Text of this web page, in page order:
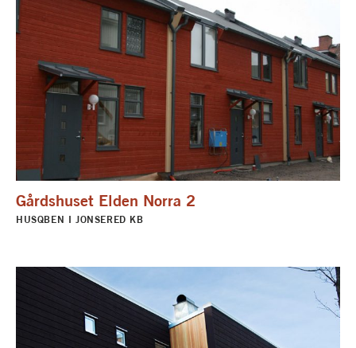
Gårdshuset Elden Norra 2
HUSQBEN I JONSERED KB